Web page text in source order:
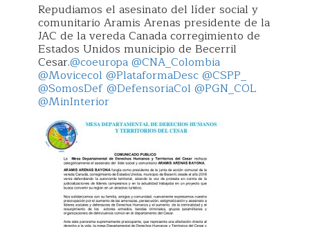
Repudiamos el asesinato del líder social y
comunitario Aramis Arenas presidente de la
JAC de la vereda Canada corregimiento de
Estados Unidos municipio de Becerril
Cesar.@coeuropa@CNA_Colombia
@Movicecol @PlataformaDesc@CSPP_
@SomosDef@DefensoriaCol @PGN_COL
@MinInterior